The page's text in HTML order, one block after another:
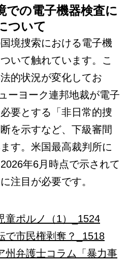
での電子機器検査に
ついて
境捜索における電子機
いて触れています。こ
的状況が変化してお
ーヨーク連邦地裁が電子
要とする「非日常的捜
を示すなど、下級審間
す。米国最高裁判所に
年6月時点で示されて
注目が必要です。
童ポルノ（1）_1524
で市民権剥奪？_1518
州弁護士コラム「暴力事